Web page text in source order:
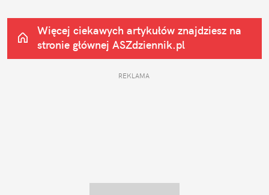
Więcej ciekawych artykułów znajdziesz na
stronie głównej ASZdziennik.pl
REKLAMA